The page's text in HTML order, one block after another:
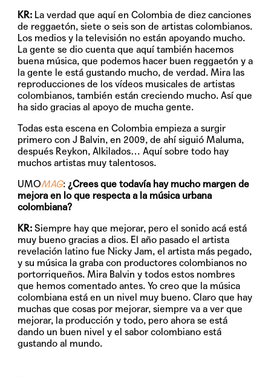
KR: La verdad que aquí en Colombia de diez canciones
de reggaetón, siete o seis son de artistas colombianos.
Los medios y la televisión no están apoyando mucho.
La gente se dio cuenta que aquí también hacemos
buena música, que podemos hacer buen reggaetón y a
la gente le está gustando mucho, de verdad. Mira las
reproducciones de los vídeos musicales de artistas
colombianos, también están creciendo mucho. Así que
ha sido gracias al apoyo de mucha gente.
Todas esta escena en Colombia empieza a surgir
primero con J Balvin, en 2009, de ahí siguió Maluma,
después Reykon, Alkilados… Aquí sobre todo hay
muchos artistas muy talentosos.
UMOMAG: ¿Crees que todavía hay mucho margen de
mejora en lo que respecta a la música urbana
colombiana?
KR: Siempre hay que mejorar, pero el sonido acá está
muy bueno gracias a dios. El año pasado el artista
revelación latino fue Nicky Jam, el artista más pegado,
y su música la graba con productores colombianos no
portorriqueños. Mira Balvin y todos estos nombres
que hemos comentado antes. Yo creo que la música
colombiana está en un nivel muy bueno. Claro que hay
muchas que cosas por mejorar, siempre va a ver que
mejorar, la producción y todo, pero ahora se está
dando un buen nivel y el sabor colombiano está
gustando al mundo.